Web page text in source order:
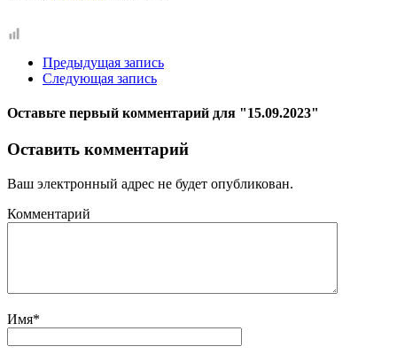
Предыдущая запись
Следующая запись
Оставьте первый комментарий для "15.09.2023"
Оставить комментарий
Ваш электронный адрес не будет опубликован.
Комментарий
Имя*